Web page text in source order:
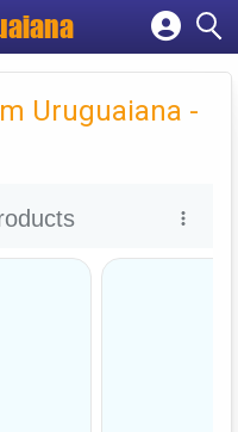
empresa
Uruguaiana -